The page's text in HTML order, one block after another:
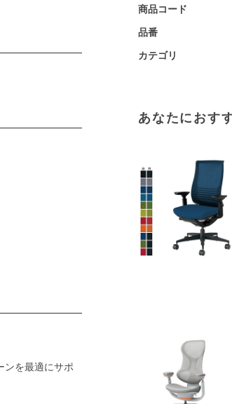
ンを最適にサポ
商品コード
品番
カテゴリ
あなたにおす